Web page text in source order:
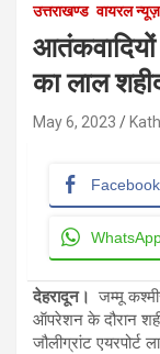
उत्तराखण्ड वायरल न्यूज़
का लाल
May 6, 2023
Facebook
देहरादून। जम्मू
ऑपरेशन के दौरान
जौलीग्रांट एयरपोर्ट